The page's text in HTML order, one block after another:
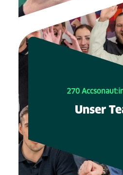
270
Unser